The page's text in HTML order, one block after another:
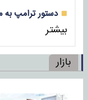
دستور ترامپ
بیشتر
بازار